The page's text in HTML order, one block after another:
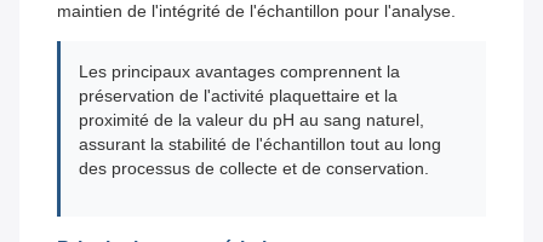
maintien de l'intégrité de l'échantillon pour l'analyse.
Les principaux avantages comprennent la
préservation de l'activité plaquettaire et la
proximité de la valeur du pH au sang naturel,
assurant la stabilité de l'échantillon tout au long
des processus de collecte et de conservation.